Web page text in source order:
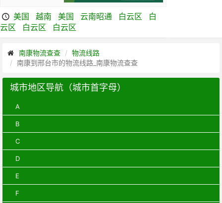
美国 越南 美国 云南昭通 白云区
白
云区
白云区 白云区
南康物流查查
物流线路
南康到邢台市的物流线路_南康物流查查
城市地区导航（城市首字母）
A
B
C
D
E
F